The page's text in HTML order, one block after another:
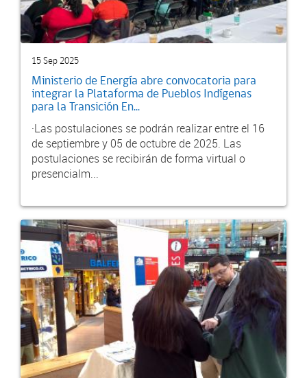
15 Sep 2025
Ministerio de Energía abre convocatoria para
integrar la Plataforma de Pueblos Indígenas
para la Transición En...
·Las postulaciones se podrán realizar entre el 16
de septiembre y 05 de octubre de 2025. Las
postulaciones se recibirán de forma virtual o
presencialm...